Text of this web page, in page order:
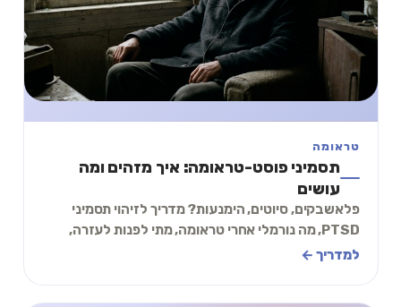
טראומה
תסמיני פוסט-טראומה: איך מזהים ומה
עושים
פלאשבקים, סיוטים, הימנעות? מדריך לזיהוי תסמיני
PTSD, מה נורמלי אחרי טראומה, מתי לפנות לעזרה,
ותכל׳ס צעדים ראשונים.
למדריך ←